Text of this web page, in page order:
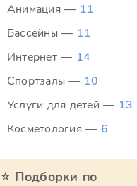
Анимация — 11
Бассейны — 11
Интернет — 14
Спортзалы — 10
Услуги для детей — 13
Косметология — 6
⭐ Подборки по